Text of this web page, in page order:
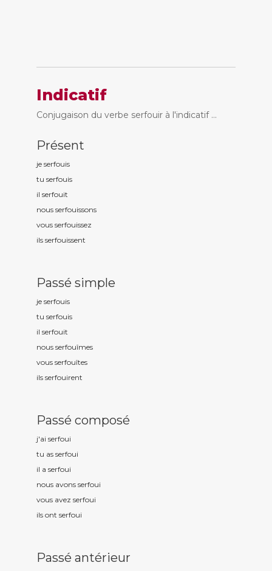
Indicatif
Conjugaison du verbe serfouir à l'indicatif ...
Présent
je serfouis
tu serfouis
il serfouit
nous serfouissons
vous serfouissez
ils serfouissent
Passé simple
je serfouis
tu serfouis
il serfouit
nous serfouîmes
vous serfouîtes
ils serfouirent
Passé composé
j'ai serfoui
tu as serfoui
il a serfoui
nous avons serfoui
vous avez serfoui
ils ont serfoui
Passé antérieur